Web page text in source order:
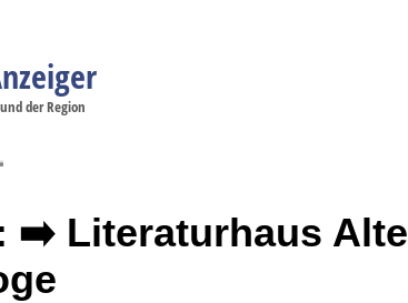
der Region
➡️ Literaturhaus Alte